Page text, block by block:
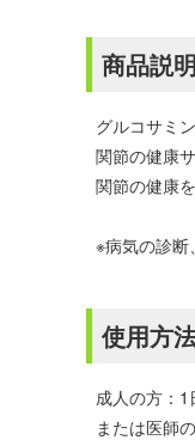
商品説明
グルコサミ
関節の健康
関節の健康
※病気の診断
使用方
成人の方：1
または医師